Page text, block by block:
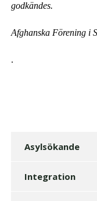
godkändes.
Afghanska Förening i
.
Asylsökande
Integration